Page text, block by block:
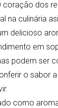
coração dos
na culinária
delicioso
em
podem ser
o sabor
como